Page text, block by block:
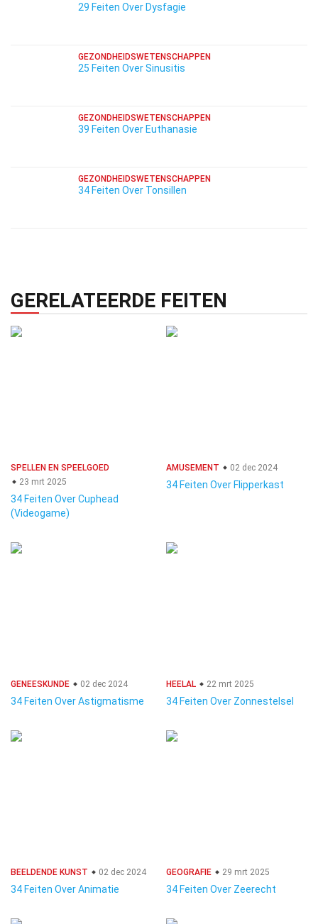
29 Feiten Over Dysfagie
GEZONDHEIDSWETENSCHAPPEN
25 Feiten Over Sinusitis
GEZONDHEIDSWETENSCHAPPEN
39 Feiten Over Euthanasie
GEZONDHEIDSWETENSCHAPPEN
34 Feiten Over Tonsillen
GERELATEERDE FEITEN
SPELLEN EN SPEELGOED
23 mrt 2025
34 Feiten Over Cuphead
(Videogame)
AMUSEMENT 02 dec 2024
34 Feiten Over Flipperkast
GENEESKUNDE 02 dec 2024
34 Feiten Over Astigmatisme
HEELAL 22 mrt 2025
34 Feiten Over Zonnestelsel
BEELDENDE KUNST 02 dec 2024
34 Feiten Over Animatie
GEOGRAFIE 29 mrt 2025
34 Feiten Over Zeerecht